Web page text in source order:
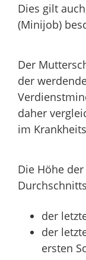
Dies gilt
(Minijob)
Der
der
daher
im
Die Höhe
der
der
ersten